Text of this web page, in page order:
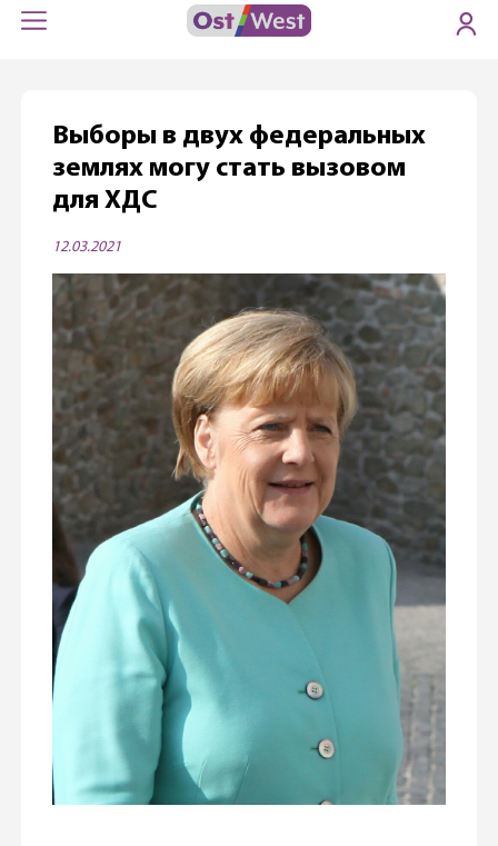
Выборы в двух федеральных
землях могу стать вызовом
для ХДС
12.03.2021